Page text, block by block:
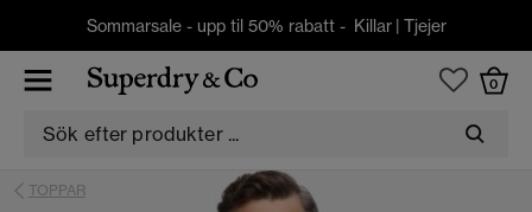
Sommarsale - upp til 50% rabatt - Killar| Tjejer
0
TOPPAR